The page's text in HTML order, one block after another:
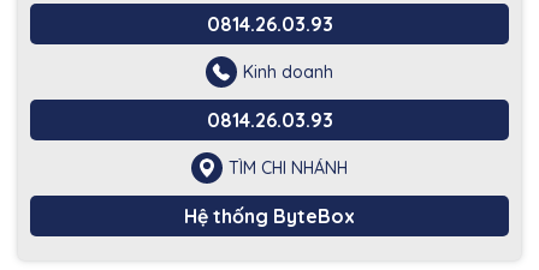
0814.26.03.93
Kinh doanh
0814.26.03.93
TÌM CHI NHÁNH
Hệ thống ByteBox